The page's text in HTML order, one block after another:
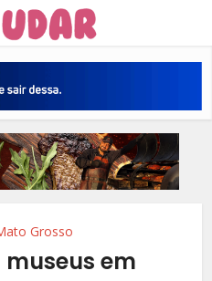
Grosso
em